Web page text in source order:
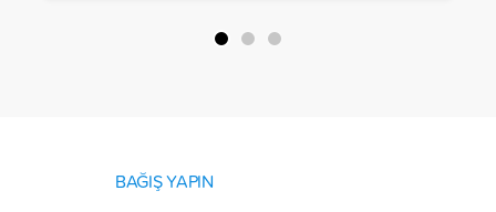
BAĞIŞ YAPIN